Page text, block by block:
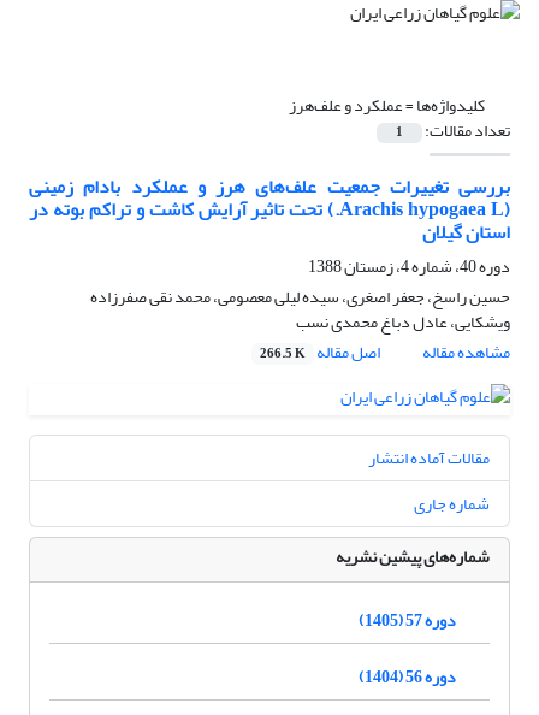
کلیدواژه‌ها =عملکرد و علف‌هرز
تعداد مقالات: 1
بررسی تغییرات جمعیت علف‌های هرز و عملکرد بادام زمینی
(Arachis hypogaea L.) تحت تاثیر آرایش کاشت و تراکم بوته در
استان گیلان
دوره 40، شماره 4، زمستان 1388
حسین راسخ، جعفر اصغری، سیده لیلی معصومی، محمد نقی صفرزاده
ویشکایی، عادل دباغ محمدی نسب
مشاهده مقاله
اصل مقاله 266.5 K
مقالات آماده انتشار
شماره جاری
شماره‌های پیشین نشریه
دوره 57 (1405)
دوره 56 (1404)